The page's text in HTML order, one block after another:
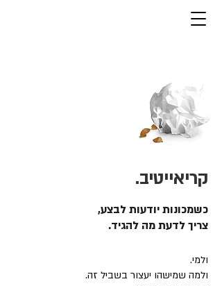
קריאייטיב.
כשמכונות יודעות לבצע,
צריך לדעת מה להגיד.
ולמי.
ולמה שמישהו יעצור בשביל זה.